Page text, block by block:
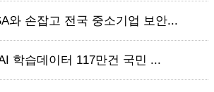
와 손잡고 전국 중소기업 보안...
학습데이터 117만건 국민 ...